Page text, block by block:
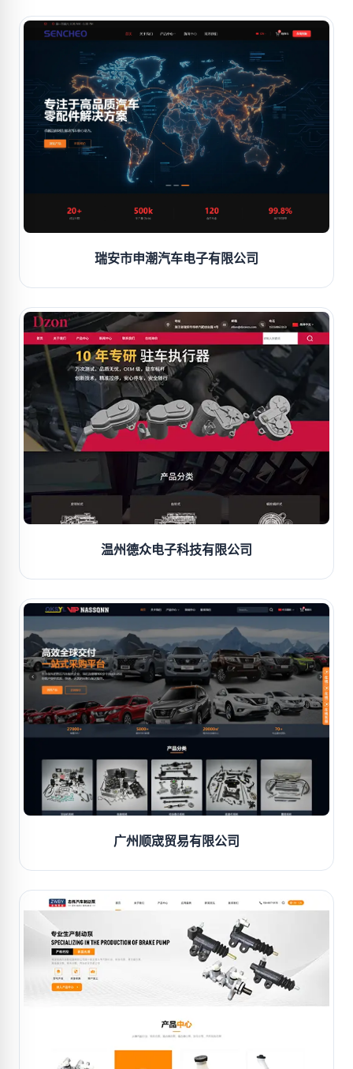
瑞安市申潮汽车电子有限公司
温州德众电子科技有限公司
广州顺宬贸易有限公司